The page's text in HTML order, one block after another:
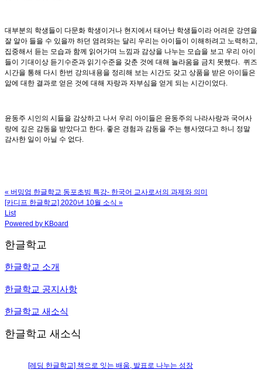
대부분의 학생들이 다문화 학생이거나 현지에서 태어난 학생들이라 어려운 강연을
잘 알아 들을 수 있을까 하던 염려와는 달리 우리는 아이들이 이해하려고 노력하고,
집중해서 듣는 모습과 함께 읽어가며 느낌과 감상을 나누는 모습을 보고 우리 아이
들이 기대이상 듣기수준과 읽기수준을 갖춘 것에 대해 놀라움을 금치 못했다. 퀴즈
시간을 통해 다시 한번 강의내용을 정리해 보는 시간도 갖고 상품을 받은 아이들은
앎에 대한 결과로 얻은 것에 대해 자랑과 자부심을 얻게 되는 시간이었다.
윤동주 시인의 시들을 감상하고 나서 우리 아이들은 윤동주의 나라사랑과 국어사
랑에 깊은 감동을 받았다고 한다. 좋은 경험과 감동을 주는 행사였다고 하니 정말
감사한 일이 아닐 수 없다.
« 버밍엄 한글학교 동포초빙 특강- 한국어 교사로서의 과제와 의미
[카디프 한글학교] 2020년 10월 소식 »
List
Powered by KBoard
한글학교
한글학교 소개
한글학교 공지사항
한글학교 새소식
한글학교 새소식
[레딩 한글학교] 책으로 잇는 배움, 발표로 나누는 성장